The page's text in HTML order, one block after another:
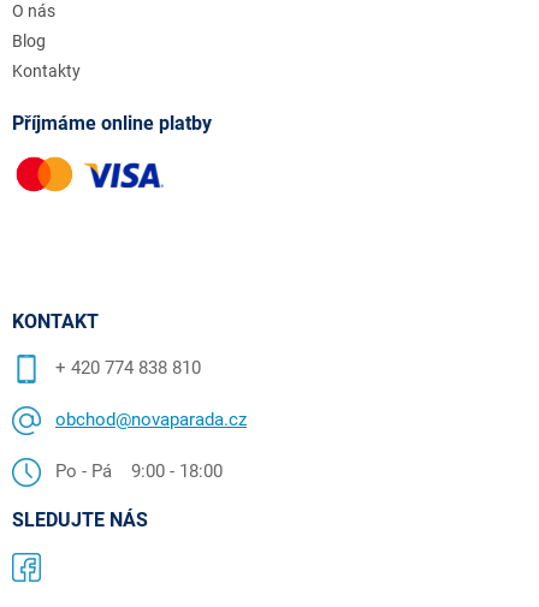
O nás
Blog
Kontakty
Příjmáme online platby
KONTAKT
+ 420 774 838 810
obchod@novaparada.cz
Po - Pá 9:00 - 18:00
SLEDUJTE NÁS